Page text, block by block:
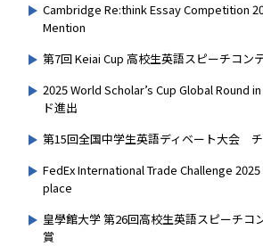
Cambridge Re:think Essay Competition
Mention
第7回 Keiai Cup 高校生英語スピーチコ
2025 World Scholar’s Cup Global Round
ド進出
第15回全国中学生英語ディベート大会
FedEx International Trade Challenge
place
皇學館大学 第26回高校生英語スピーチ
賞